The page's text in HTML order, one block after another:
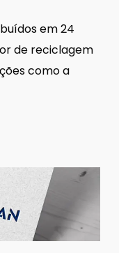
em 24
de reciclagem
como a